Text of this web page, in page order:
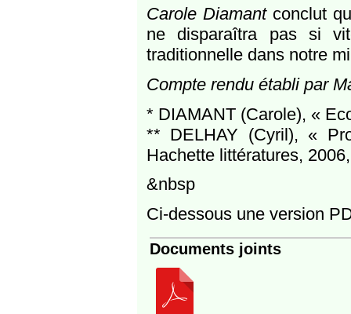
Carole Diamantconclut
ne disparaîtra pas si
traditionnelle dans notre
Compte rendu établi par
* DIAMANT (Carole), «
** DELHAY (Cyril), «
Hachette littératures,
&nbsp
Ci-dessous une version
Documents joints